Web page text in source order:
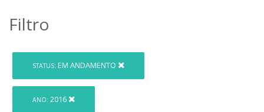
Filtro
STATUS: EM ANDAMENTO
ANO: 2016